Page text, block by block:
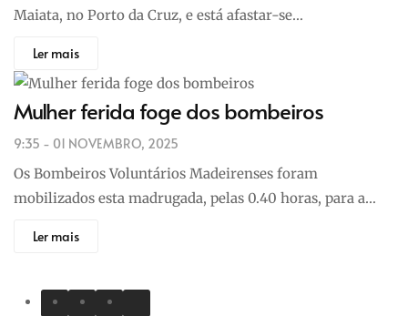
Maiata, no Porto da Cruz, e está afastar-se…
Ler mais
Mulher ferida foge dos bombeiros
9:35 - 01 NOVEMBRO, 2025
Os Bombeiros Voluntários Madeirenses foram
mobilizados esta madrugada, pelas 0.40 horas, para a…
Ler mais